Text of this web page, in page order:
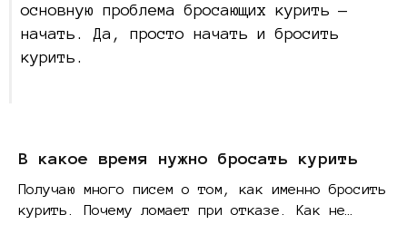
основную проблема бросающих курить —
начать. Да, просто начать и бросить
курить.
В какое время нужно бросать курить
Получаю много писем о том, как именно бросить
курить. Почему ломает при отказе. Как не…